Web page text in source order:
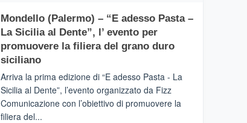
messaggi
di
CASTIGLIONE
DI
SICILIA
(Ct)
Il
Borgo
del
Mondello (Palermo) – “E adesso Pasta –
La Sicilia al Dente”, l’ evento per
promuovere la filiera del grano duro
siciliano
Arriva la prima edizione di “E adesso Pasta - La
Sicilia al Dente”, l’evento organizzato da Fizz
Comunicazione con l’obiettivo di promuovere la
filiera del...